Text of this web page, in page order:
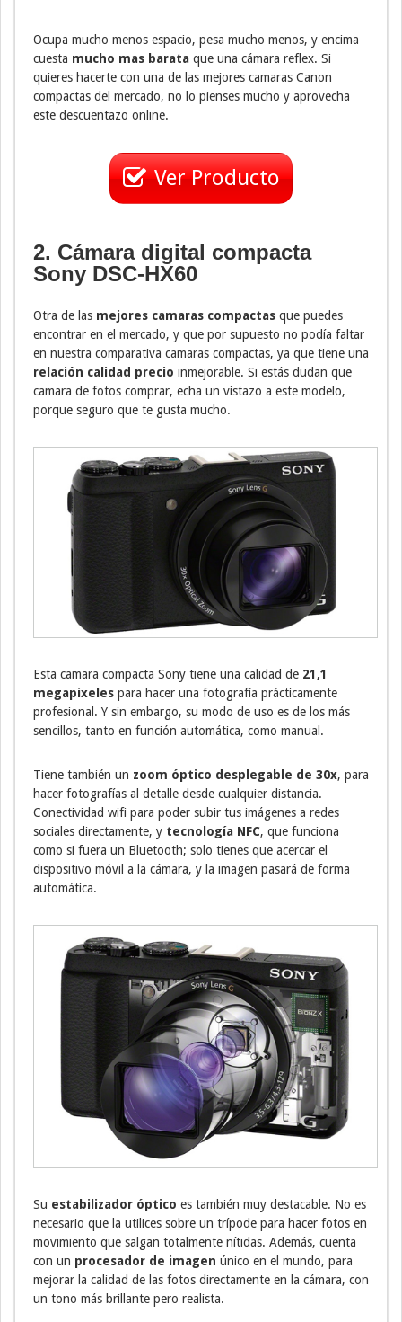
Ocupa mucho menos espacio, pesa mucho menos, y encima
cuesta mucho mas barata que una cámara reflex. Si
quieres hacerte con una de las mejores camaras Canon
compactas del mercado, no lo pienses mucho y aprovecha
este descuentazo online.
Ver Producto
2. Cámara digital compacta
Sony DSC-HX60
Otra de las mejores camaras compactas que puedes
encontrar en el mercado, y que por supuesto no podía faltar
en nuestra comparativa camaras compactas, ya que tiene una
relación calidad precio inmejorable. Si estás dudan que
camara de fotos comprar, echa un vistazo a este modelo,
porque seguro que te gusta mucho.
Esta camara compacta Sony tiene una calidad de 21,1
megapixeles para hacer una fotografía prácticamente
profesional. Y sin embargo, su modo de uso es de los más
sencillos, tanto en función automática, como manual.
Tiene también un zoom óptico desplegable de 30x, para
hacer fotografías al detalle desde cualquier distancia.
Conectividad wifi para poder subir tus imágenes a redes
sociales directamente, y tecnología NFC, que funciona
como si fuera un Bluetooth; solo tienes que acercar el
dispositivo móvil a la cámara, y la imagen pasará de forma
automática.
Su estabilizador óptico es también muy destacable. No es
necesario que la utilices sobre un trípode para hacer fotos en
movimiento que salgan totalmente nítidas. Además, cuenta
con un procesador de imagen único en el mundo, para
mejorar la calidad de las fotos directamente en la cámara, con
un tono más brillante pero realista.